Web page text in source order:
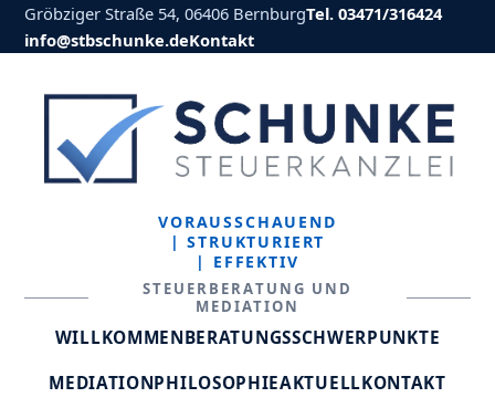
Gröbziger Straße 54, 06406 BernburgTel. 03471/316424
info@stbschunke.deKontakt
VORAUSSCHAUEND
| STRUKTURIERT
| EFFEKTIV
STEUERBERATUNG UND
MEDIATION
WILLKOMMENBERATUNGSSCHWERPUNKTE
MEDIATIONPHILOSOPHIEAKTUELLKONTAKT